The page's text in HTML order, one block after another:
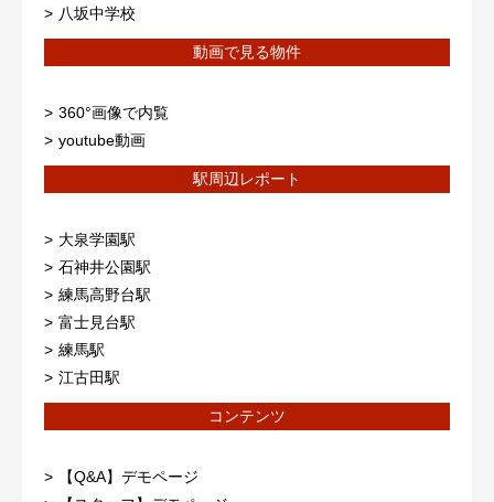
八坂中学校
動画で見る物件
360°画像で内覧
youtube動画
駅周辺レポート
大泉学園駅
石神井公園駅
練馬高野台駅
富士見台駅
練馬駅
江古田駅
コンテンツ
【Q&A】デモページ